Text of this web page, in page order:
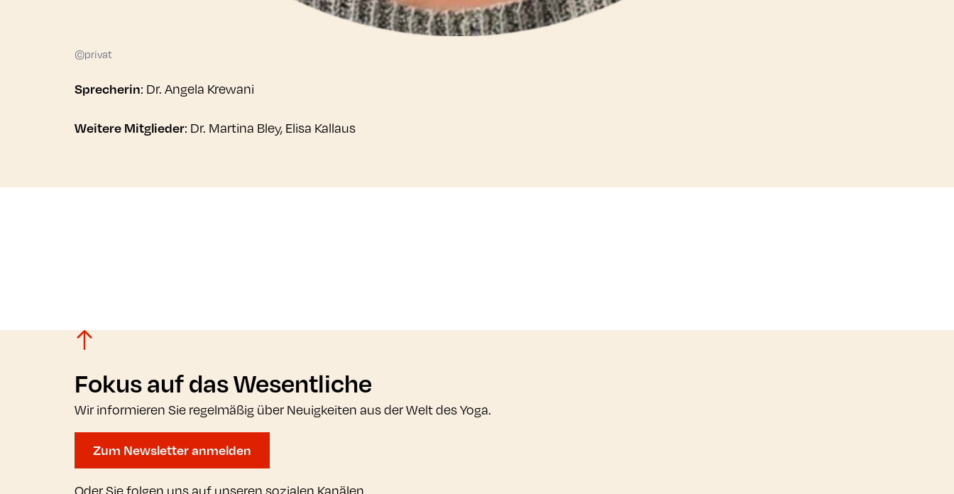
©privat
Sprecherin: Dr. Angela Krewani
Weitere Mitglieder: Dr. Martina Bley, Elisa Kallaus
Fokus auf das Wesentliche
Wir informieren Sie regelmäßig über Neuigkeiten aus der Welt des Yoga.
Zum Newsletter anmelden